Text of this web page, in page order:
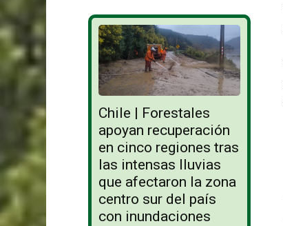
Chile | Forestales
apoyan recuperación
en cinco regiones tras
las intensas lluvias
que afectaron la zona
centro sur del país
con inundaciones